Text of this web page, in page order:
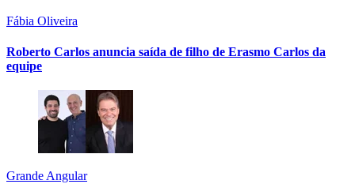
Fábia Oliveira
Roberto Carlos anuncia saída de filho de Erasmo Carlos da
equipe
Grande Angular